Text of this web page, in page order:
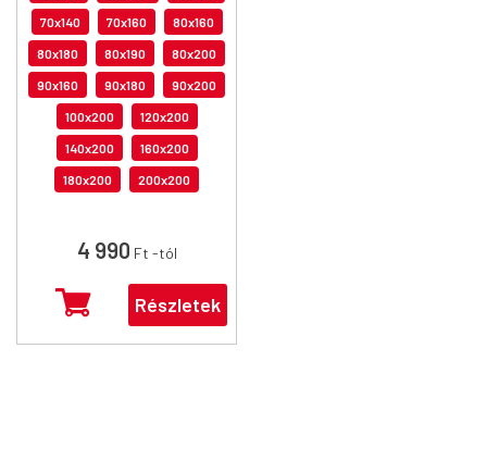
70x140 70x160 80x160
80x180 80x190 80x200
90x160 90x180 90x200
100x200 120x200
140x200 160x200
180x200 200x200
4 990 Ft -tól
Részletek